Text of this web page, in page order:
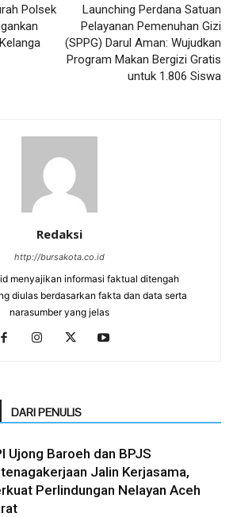
Polsek
Launching Perdana Satuan
Pelayanan Pemenuhan Gizi
(SPPG) Darul Aman: Wujudkan
Program Makan Bergizi Gratis
untuk 1.806 Siswa
Redaksi
http://bursakota.co.id
menyajikan informasi faktual ditengah
diulas berdasarkan fakta dan data serta
narasumber yang jelas
DARI PENULIS
Ujong Baroeh dan BPJS
Jalin Kerjasama,
Perlindungan Nelayan Aceh